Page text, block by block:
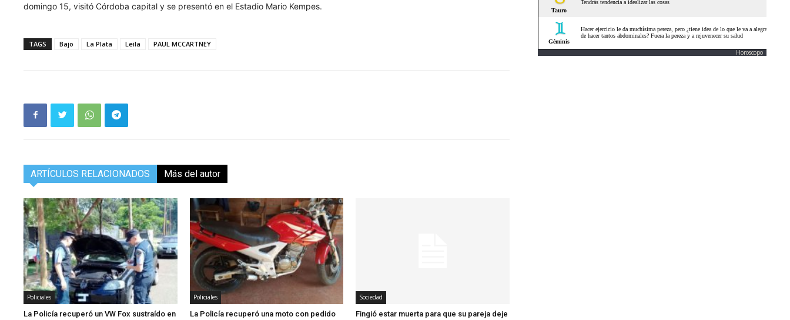
domingo 15, visitó Córdoba capital y se presentó en el Estadio Mario Kempes.
TAGS Bajo La Plata Leila PAUL MCCARTNEY
ARTÍCULOS RELACIONADOS Más del autor
Policiales
La Policía recuperó un VW Fox sustraído en
Policiales
La Policía recuperó una moto con pedido
Sociedad
Fingió estar muerta para que su pareja deje
Horoscopo